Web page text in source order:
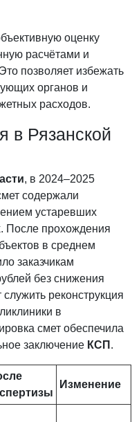
оценку
расчётами и
позволяет избежать
органов и
расходов.
в Рязанской
, в 2024–2025
содержали
устаревших
После прохождения
в среднем
заказчикам
без снижения
реконструкция
в
смет обеспечила
заключение КСП .
Изменение